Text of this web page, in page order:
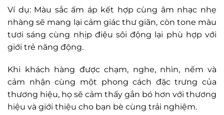
Ví dụ: Màu sắc ấm áp kết hợp cùng âm nhạc nhẹ
nhàng sẽ mang lại cảm giác thư giãn, còn tone màu
tươi sáng cùng nhịp điệu sôi động lại phù hợp với
giới trẻ năng động.
Khi khách hàng được chạm, nghe, nhìn, nếm và
cảm nhận cùng một phong cách đặc trưng của
thương hiệu, họ sẽ cảm thấy gắn bó hơn với thương
hiệu và giới thiệu cho bạn bè cùng trải nghiệm.